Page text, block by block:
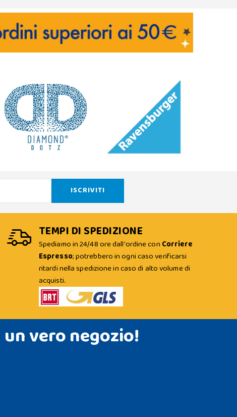
TEMPI DI SPEDIZIONE
Spediamo in 24/48 ore dall'ordine con Corriere
Espresso; potrebbero in ogni caso verificarsi
ritardi nella spedizione in caso di alto volume di
acquisti.
un vero negozio!